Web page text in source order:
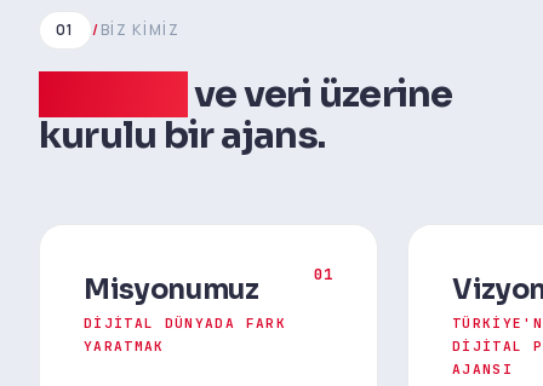
01 /BIZ KIMIZ
ve veri üzerine
kurulu bir ajans.
01
Misyonumuz
DIJITAL DÜNYADA FARK
YARATMAK
DIJITAL
AJANSI